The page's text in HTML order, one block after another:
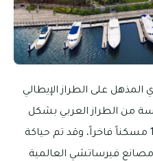
المذهل على الطراز الإيطالي
من الطراز العربي بشكل
ملفت للأنظار، به 215 جناحاً و169 مسكناً فاخراً، وقد تم حياكة
فيرساتشي العالمية